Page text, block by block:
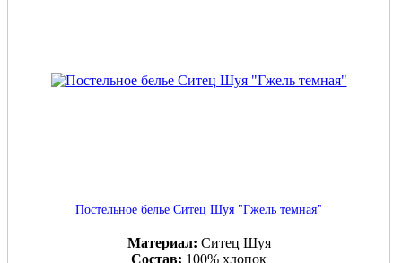
Постельное белье Ситец Шуя "Гжель темная"
Материал: Ситец Шуя
Состав: 100% хлопок